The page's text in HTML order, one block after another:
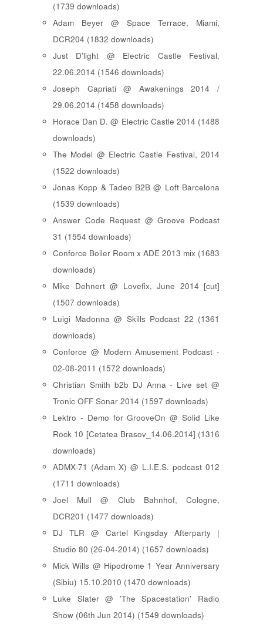
(1739 downloads)
Adam Beyer @ Space Terrace, Miami,
DCR204 (1832 downloads)
Just D'light @ Electric Castle Festival,
22.06.2014 (1546 downloads)
Joseph Capriati @ Awakenings 2014 /
29.06.2014 (1458 downloads)
Horace Dan D. @ Electric Castle 2014 (1488
downloads)
The Model @ Electric Castle Festival, 2014
(1522 downloads)
Jonas Kopp & Tadeo B2B @ Loft Barcelona
(1539 downloads)
Answer Code Request @ Groove Podcast
31 (1554 downloads)
Conforce Boiler Room x ADE 2013 mix (1683
downloads)
Mike Dehnert @ Lovefix, June 2014 [cut]
(1507 downloads)
Luigi Madonna @ Skills Podcast 22 (1361
downloads)
Conforce @ Modern Amusement Podcast -
02-08-2011 (1572 downloads)
Christian Smith b2b DJ Anna - Live set @
Tronic OFF Sonar 2014 (1597 downloads)
Lektro - Demo for GrooveOn @ Solid Like
Rock 10 [ Cetatea Brasov_14.06.2014 ] (1316
downloads)
ADMX-71 (Adam X) @ L.I.E.S. podcast 012
(1711 downloads)
Joel Mull @ Club Bahnhof, Cologne,
DCR201 (1477 downloads)
DJ TLR @ Cartel Kingsday Afterparty |
Studio 80 (26-04-2014) (1657 downloads)
Mick Wills @ Hipodrome 1 Year Anniversary
(Sibiu) 15.10.2010 (1470 downloads)
Luke Slater @ 'The Spacestation' Radio
Show (06th Jun 2014) (1549 downloads)